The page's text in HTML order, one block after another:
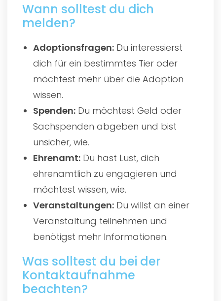
Wann solltest du dich
melden?
Adoptionsfragen: Du interessierst
dich für ein bestimmtes Tier oder
möchtest mehr über die Adoption
wissen.
Spenden: Du möchtest Geld oder
Sachspenden abgeben und bist
unsicher, wie.
Ehrenamt: Du hast Lust, dich
ehrenamtlich zu engagieren und
möchtest wissen, wie.
Veranstaltungen: Du willst an einer
Veranstaltung teilnehmen und
benötigst mehr Informationen.
Was solltest du bei der
Kontaktaufnahme
beachten?